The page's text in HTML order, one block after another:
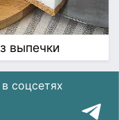
выпечки
соцсетях